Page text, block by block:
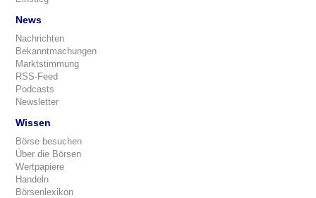
News
Nachrichten
Bekanntmachungen
Marktstimmung
RSS-Feed
Podcasts
Newsletter
Wissen
Börse besuchen
Über die Börsen
Wertpapiere
Handeln
Börsenlexikon